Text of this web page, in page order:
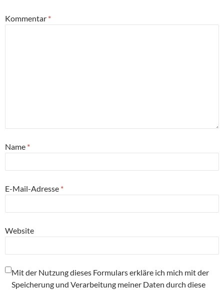
Kommentar *
Name *
E-Mail-Adresse *
Website
Mit der Nutzung dieses Formulars erkläre ich mich mit der
Speicherung und Verarbeitung meiner Daten durch diese